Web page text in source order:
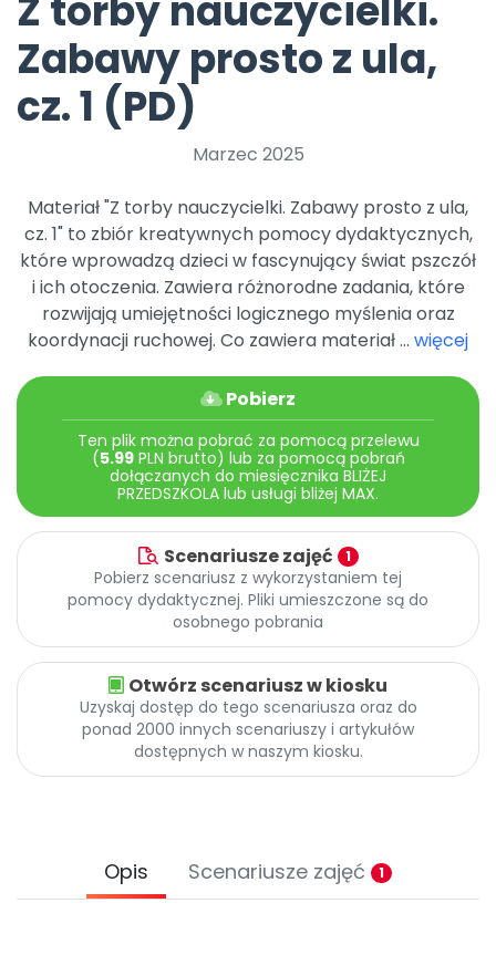
Archiwalne numery
Pomoc
Promocje
Z torby nauczycielki.
Zabawy prosto z ula,
cz. 1 (PD)
Marzec 2025
Materiał "Z torby nauczycielki. Zabawy prosto z ula,
cz. 1" to zbiór kreatywnych pomocy dydaktycznych,
które wprowadzą dzieci w fascynujący świat pszczół
i ich otoczenia. Zawiera różnorodne zadania, które
rozwijają umiejętności logicznego myślenia oraz
koordynacji ruchowej. Co zawiera materiał ... więcej
Pobierz
Ten plik można pobrać za pomocą przelewu
(5.99PLN brutto) lub za pomocą pobrań
dołączanych do miesięcznika BLIŻEJ
PRZEDSZKOLA lub usługi bliżej MAX.
Scenariusze zajęć 1
Pobierz scenariusz z wykorzystaniem tej
pomocy dydaktycznej. Pliki umieszczone są do
osobnego pobrania
Otwórz scenariusz w kiosku
Uzyskaj dostęp do tego scenariusza oraz do
ponad 2000 innych scenariuszy i artykułów
dostępnych w naszym kiosku.
Opis Scenariusze zajęć 1